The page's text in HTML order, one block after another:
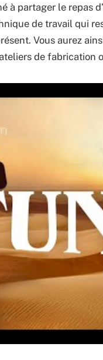
à partager le
de travail qui
Vous aurez
de fabrication